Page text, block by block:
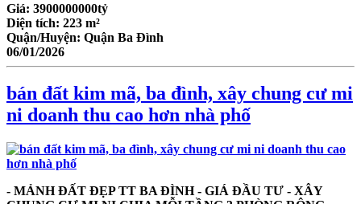
Giá: 3900000000tỷ
Diện tích: 223 m²
Quận/Huyện: Quận Ba Đình
06/01/2026
bán đất kim mã, ba đình, xây chung cư mi
ni doanh thu cao hơn nhà phố
- MẢNH ĐẤT ĐẸP TT BA ĐÌNH - GIÁ ĐẦU TƯ - XÂY